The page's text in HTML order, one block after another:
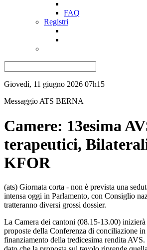
FAQ
Registri
Giovedì, 11 giugno 2026 07h15
Messaggio ATS BERNA
Camere: 13esima
terapeutici,
KFOR
(ats) Giornata corta - non è prevista una
intensa oggi in Parlamento, con Consiglio
tratteranno diversi grossi dossier.
La Camera dei cantoni (08.15-13.00) inizierà
proposte della Conferenza di conciliazione
finanziamento della tredicesima rendita